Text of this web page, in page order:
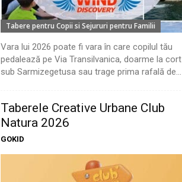
Tabere pentru Copii si Sejururi pentru Familii
Vara lui 2026 poate fi vara în care copilul tău
pedalează pe Via Transilvanica, doarme la cort
sub Sarmizegetusa sau trage prima rafală de...
Taberele Creative Urbane Club
Natura 2026
GOKID